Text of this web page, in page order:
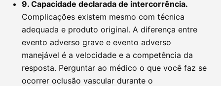
9. Capacidade declarada de intercorrência.
Complicações existem mesmo com técnica
adequada e produto original. A diferença entre
evento adverso grave e evento adverso
manejável é a velocidade e a competência da
resposta. Perguntar ao médico o que você faz se
ocorrer oclusão vascular durante o